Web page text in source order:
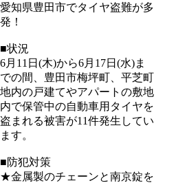
愛知県豊田市でタイヤ盗難が多
発！
■状況
6月11日(木)から6月17日(水)ま
での間、豊田市梅坪町、平芝町
地内の戸建てやアパートの敷地
内で保管中の自動車用タイヤを
盗まれる被害が11件発生してい
ます。
■防犯対策
★金属製のチェーンと南京錠を